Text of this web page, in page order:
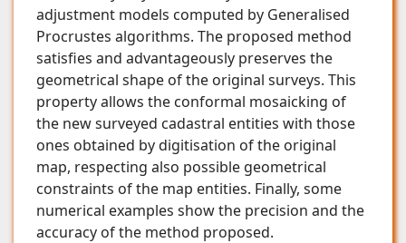
adjustment models computed by Generalised
Procrustes algorithms. The proposed method
satisfies and advantageously preserves the
geometrical shape of the original surveys. This
property allows the conformal mosaicking of
the new surveyed cadastral entities with those
ones obtained by digitisation of the original
map, respecting also possible geometrical
constraints of the map entities. Finally, some
numerical examples show the precision and the
accuracy of the method proposed.